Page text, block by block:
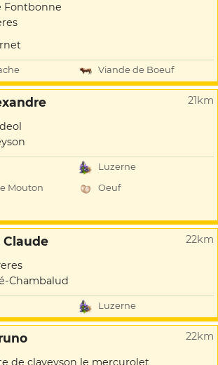
Fontbonne
Viande de Boeuf
21km
Luzerne
Mouton
Oeuf
Claude 22km
Chambalud
Luzerne
22km
de claveyson le mercurolet